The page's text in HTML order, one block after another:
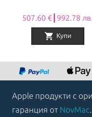
507.60 €┃992.78 лв.
shopping_cart Купи
8
Apple продукти с
гаранция от NovMac.